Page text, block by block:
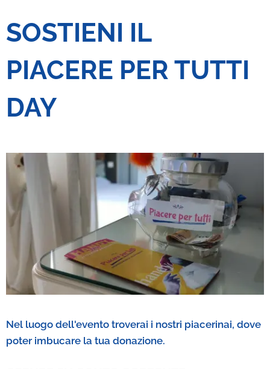
SOSTIENI IL
PIACERE PER TUTTI
DAY
Nel luogo dell'evento troverai i nostri piacerinai, dove
poter imbucare la tua donazione.